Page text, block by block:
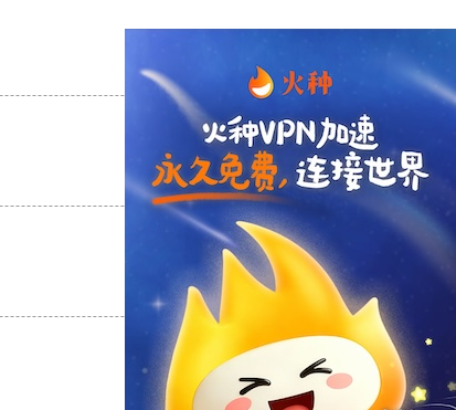
支持
支持[0] 反对[0]
支持[0] 反对[0]